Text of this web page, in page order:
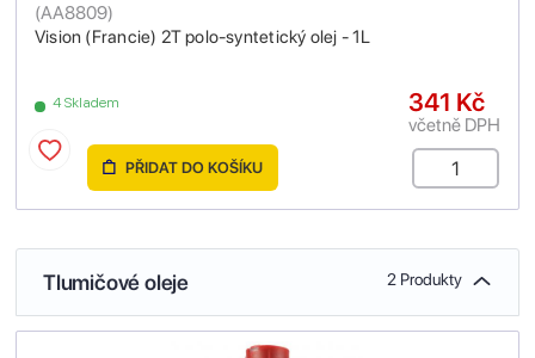
Vision (Francie) 2T polo-syntetický olej - 1L
(AA8809)
4 Skladem 341 Kč
včetně DPH
PŘIDAT DO KOŠÍKU
Tlumičové oleje 2 Produkty